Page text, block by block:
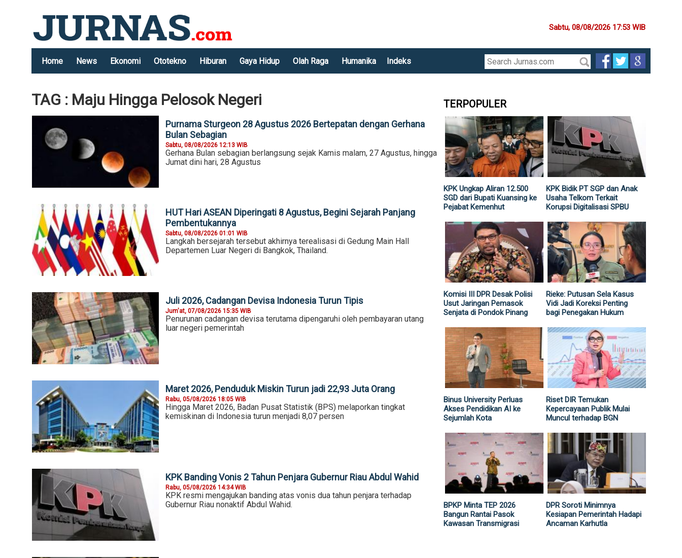
Sabtu, 08/08/2026 17:53 WIB
Home News Ekonomi Ototekno Hiburan Gaya Hidup Olah Raga Humanika Indeks
TAG : Maju Hingga Pelosok Negeri
Purnama Sturgeon 28 Agustus 2026 Bertepatan dengan Gerhana
Bulan Sebagian
Sabtu, 08/08/2026 12:13 WIB
Gerhana Bulan sebagian berlangsung sejak Kamis malam, 27 Agustus, hingga
Jumat dini hari, 28 Agustus
HUT Hari ASEAN Diperingati 8 Agustus, Begini Sejarah Panjang
Pembentukannya
Sabtu, 08/08/2026 01:01 WIB
Langkah bersejarah tersebut akhirnya terealisasi di Gedung Main Hall
Departemen Luar Negeri di Bangkok, Thailand.
Juli 2026, Cadangan Devisa Indonesia Turun Tipis
Jum'at, 07/08/2026 15:35 WIB
Penurunan cadangan devisa terutama dipengaruhi oleh pembayaran utang
luar negeri pemerintah
Maret 2026, Penduduk Miskin Turun jadi 22,93 Juta Orang
Rabu, 05/08/2026 18:05 WIB
Hingga Maret 2026, Badan Pusat Statistik (BPS) melaporkan tingkat
kemiskinan di Indonesia turun menjadi 8,07 persen
KPK Banding Vonis 2 Tahun Penjara Gubernur Riau Abdul Wahid
Rabu, 05/08/2026 14:34 WIB
KPK resmi mengajukan banding atas vonis dua tahun penjara terhadap
Gubernur Riau nonaktif Abdul Wahid.
TERPOPULER
KPK Ungkap Aliran 12.500
SGD dari Bupati Kuansing ke
Pejabat Kemenhut
KPK Bidik PT SGP dan Anak
Usaha Telkom Terkait
Korupsi Digitalisasi SPBU
Komisi III DPR Desak Polisi
Usut Jaringan Pemasok
Senjata di Pondok Pinang
Rieke: Putusan Sela Kasus
Vidi Jadi Koreksi Penting
bagi Penegakan Hukum
Binus University Perluas
Akses Pendidikan AI ke
Sejumlah Kota
Riset DIR Temukan
Kepercayaan Publik Mulai
Muncul terhadap BGN
BPKP Minta TEP 2026
Bangun Rantai Pasok
Kawasan Transmigrasi
DPR Soroti Minimnya
Kesiapan Pemerintah Hadapi
Ancaman Karhutla